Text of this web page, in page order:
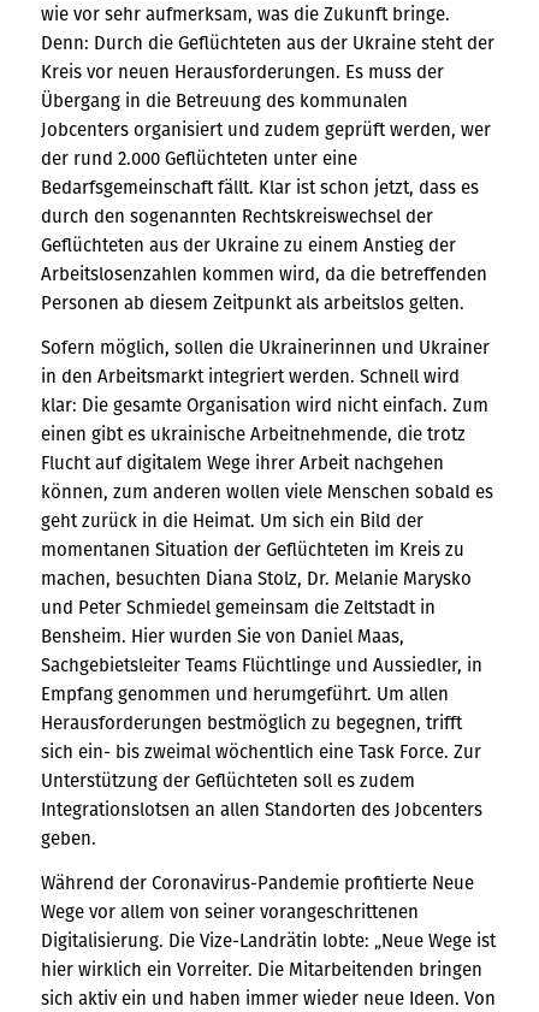
wie vor sehr aufmerksam, was die Zukunft bringe.
Denn: Durch die Geflüchteten aus der Ukraine steht der
Kreis vor neuen Herausforderungen. Es muss der
Übergang in die Betreuung des kommunalen
Jobcenters organisiert und zudem geprüft werden, wer
der rund 2.000 Geflüchteten unter eine
Bedarfsgemeinschaft fällt. Klar ist schon jetzt, dass es
durch den sogenannten Rechtskreiswechsel der
Geflüchteten aus der Ukraine zu einem Anstieg der
Arbeitslosenzahlen kommen wird, da die betreffenden
Personen ab diesem Zeitpunkt als arbeitslos gelten.
Sofern möglich, sollen die Ukrainerinnen und Ukrainer
in den Arbeitsmarkt integriert werden. Schnell wird
klar: Die gesamte Organisation wird nicht einfach. Zum
einen gibt es ukrainische Arbeitnehmende, die trotz
Flucht auf digitalem Wege ihrer Arbeit nachgehen
können, zum anderen wollen viele Menschen sobald es
geht zurück in die Heimat. Um sich ein Bild der
momentanen Situation der Geflüchteten im Kreis zu
machen, besuchten Diana Stolz, Dr. Melanie Marysko
und Peter Schmiedel gemeinsam die Zeltstadt in
Bensheim. Hier wurden Sie von Daniel Maas,
Sachgebietsleiter Teams Flüchtlinge und Aussiedler, in
Empfang genommen und herumgeführt. Um allen
Herausforderungen bestmöglich zu begegnen, trifft
sich ein- bis zweimal wöchentlich eine Task Force. Zur
Unterstützung der Geflüchteten soll es zudem
Integrationslotsen an allen Standorten des Jobcenters
geben.
Während der Coronavirus-Pandemie profitierte Neue
Wege vor allem von seiner vorangeschrittenen
Digitalisierung. Die Vize-Landrätin lobte: „Neue Wege ist
hier wirklich ein Vorreiter. Die Mitarbeitenden bringen
sich aktiv ein und haben immer wieder neue Ideen. Von